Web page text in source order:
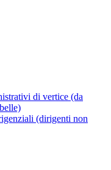
di vertice (da
(dirigenti non